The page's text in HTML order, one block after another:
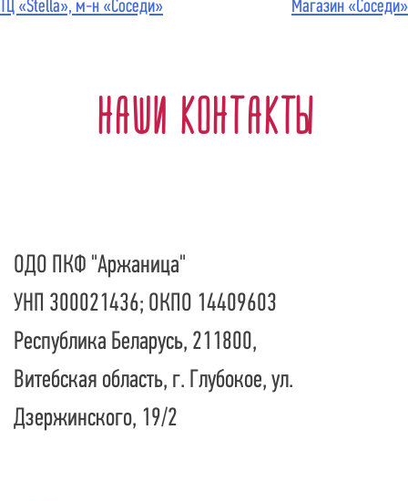
ТЦ «Stella», м-н «Соседи» Магазин «Соседи»
Наши контакты
ОДО ПКФ "Аржаница"
УНП 300021436; ОКПО 14409603
Республика Беларусь, 211800,
Витебская область, г. Глубокое, ул.
Дзержинского, 19/2